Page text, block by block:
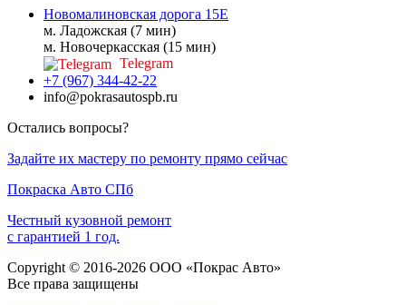
Новомалиновская дорога 15Е
м. Ладожская (7 мин)
м. Новочеркасская (15 мин)
Telegram
+7 (967) 344-42-22
info@pokrasautospb.ru
Остались вопросы?
Задайте их мастеру по ремонту прямо сейчас
Покраска Авто СПб
Честный кузовной ремонт
с гарантией 1 год.
Copyright © 2016-2026 ООО «Покрас Авто»
Все права защищены